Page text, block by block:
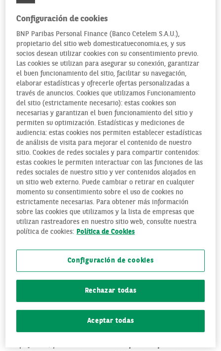
preocupaciones de todo trabajador y conviene conocer
todas las posibilidades.
Se trata de una alternativa, incluida en la Ley 12/2022 de
regulación para el impulso de los planes de pensiones de
empleo, queresponde a la necesidad de dar a los
trabajadores por cuenta propia y a los colegios
profesionales una opción mejorada de ahorro para su
jubilación. Y es que hasta ahora este tipo de colectivos
profesionales solo podía invertir en planes de pensiones
individuales, con las limitaciones que ello conlleva en
cuanto a las aportaciones que pueden realizarse.
QUÉ ES UN PLAN DE PENSIONES
SIMPLIFICADO PARA
AUTÓNOMOS
preventivo que permite cumplir con las obligaciones que
para la jubilación de las personas trabajadoras. Y en
especial a los autónomos que pueden disponer de este modo
de un plan de pensiones específico para ellos.
En esta modalidad de plan de pensiones de empleo
Configuración de cookies
BNP Paribas Personal Finance (Banco Cetelem S.A.U.),
propietario del sitio web domesticatueconomia.es, y sus
socios desean utilizar cookies con su consentimiento previo.
Las cookies se utilizan para asegurar su conexión, garantizar
el buen funcionamiento del sitio, facilitar su navegación,
elaborar estadísticas y ofrecerle ofertas personalizadas a
través de anuncios. Cookies que utilizamos Funcionamiento
del sitio (estrictamente necesario): estas cookies son
necesarias y garantizan el buen funcionamiento del sitio y
permiten su optimización. Estadísticas y mediciones de
audiencia: estas cookies nos permiten establecer estadísticas
de análisis de visita para mejorar el contenido de nuestro
sitio. Cookies de redes sociales y para compartir contenidos:
estas cookies le permiten interactuar con las funciones de las
redes sociales de nuestro sitio y ver contenidos alojados en
un sitio web externo. Puede cambiar o retirar en cualquier
momento su consentimiento sobre el uso de cookies no
estrictamente necesarias. Para obtener más información
sobre las cookies que utilizamos y la lista de empresas que
utilizan rastreadores en nuestro sitio web, consulte nuestra
política de cookies:
Política de Cookies
Configuración de cookies
Rechazar todas
Aceptar todas